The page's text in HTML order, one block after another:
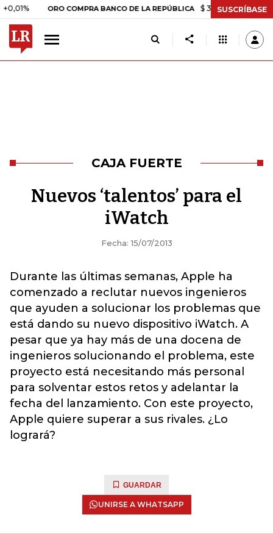
ORO COMPRA BANCO DE LA REPÚBLICA $ 399.745,16 +$ 2.295,71
SUSCRÍBASE
CAJA FUERTE
Nuevos ‘talentos’ para el
iWatch
Fecha: 15/07/2013
Durante las últimas semanas, Apple ha
comenzado a reclutar nuevos ingenieros
que ayuden a solucionar los problemas que
está dando su nuevo dispositivo iWatch. A
pesar que ya hay más de una docena de
ingenieros solucionando el problema, este
proyecto está necesitando más personal
para solventar estos retos y adelantar la
fecha del lanzamiento. Con este proyecto,
Apple quiere superar a sus rivales. ¿Lo
logrará?
GUARDAR
UNIRSE A WHATSAPP